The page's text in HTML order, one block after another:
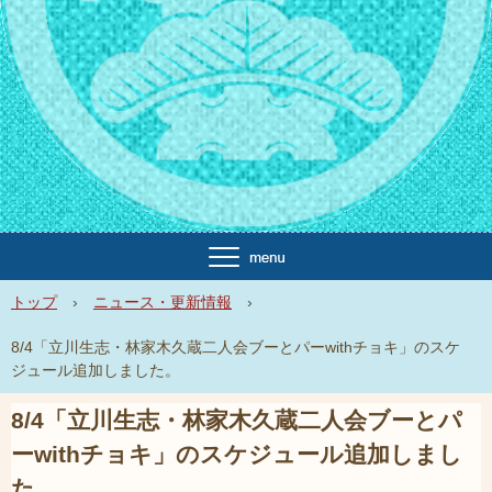
トップ › ニュース・更新情報 ›
8/4「立川生志・林家木久蔵二人会ブーとパーwithチョキ」のスケ
ジュール追加しました。
8/4「立川生志・林家木久蔵二人会ブーとパ
ーwithチョキ」のスケジュール追加しまし